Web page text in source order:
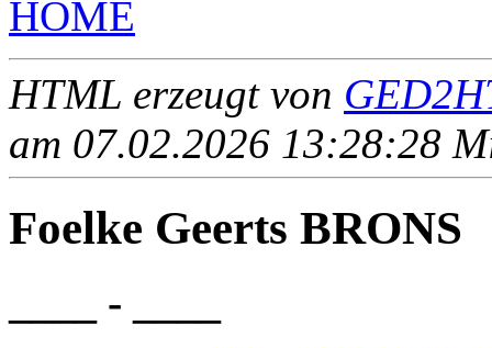
HOME
HTML erzeugt von
am 07.02.2026 13:28:28
Foelke Geerts BRONS
____ - ____